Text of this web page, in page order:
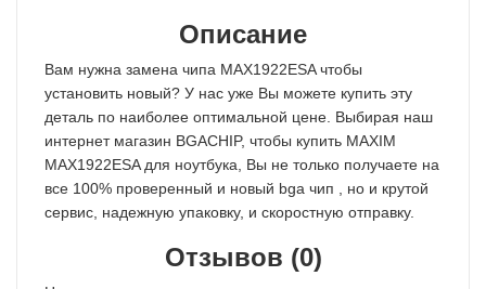
Описание
Вам нужна замена чипа MAX1922ESA чтобы
установить новый? У нас уже Вы можете купить эту
деталь по наиболее оптимальной цене. Выбирая наш
интернет магазин BGACHIP, чтобы купить MAXIM
MAX1922ESA для ноутбука, Вы не только получаете на
все 100% проверенный и новый bga чип , но и крутой
сервис, надежную упаковку, и скоростную отправку.
Отзывов (0)